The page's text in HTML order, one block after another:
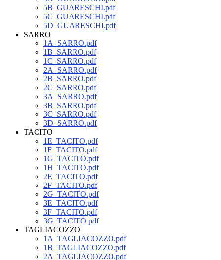
5B_GUARESCHI.pdf
5C_GUARESCHI.pdf
5D_GUARESCHI.pdf
SARRO
1A_SARRO.pdf
1B_SARRO.pdf
1C_SARRO.pdf
2A_SARRO.pdf
2B_SARRO.pdf
2C_SARRO.pdf
3A_SARRO.pdf
3B_SARRO.pdf
3C_SARRO.pdf
3D_SARRO.pdf
TACITO
1E_TACITO.pdf
1F_TACITO.pdf
1G_TACITO.pdf
1H_TACITO.pdf
2E_TACITO.pdf
2F_TACITO.pdf
2G_TACITO.pdf
3E_TACITO.pdf
3F_TACITO.pdf
3G_TACITO.pdf
TAGLIACOZZO
1A_TAGLIACOZZO.pdf
1B_TAGLIACOZZO.pdf
2A_TAGLIACOZZO.pdf